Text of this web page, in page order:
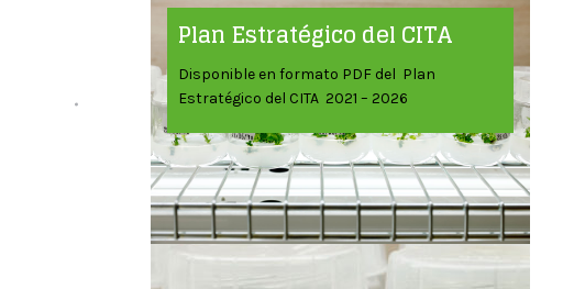
Plan Estratégico del CITA
Disponible en formato PDF del Plan
Estratégico del CITA 2021 – 2026